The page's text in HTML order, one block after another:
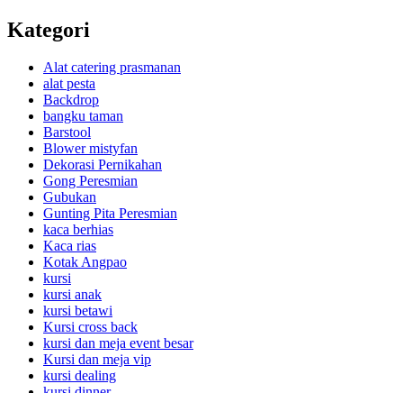
Kategori
Alat catering prasmanan
alat pesta
Backdrop
bangku taman
Barstool
Blower mistyfan
Dekorasi Pernikahan
Gong Peresmian
Gubukan
Gunting Pita Peresmian
kaca berhias
Kaca rias
Kotak Angpao
kursi
kursi anak
kursi betawi
Kursi cross back
kursi dan meja event besar
Kursi dan meja vip
kursi dealing